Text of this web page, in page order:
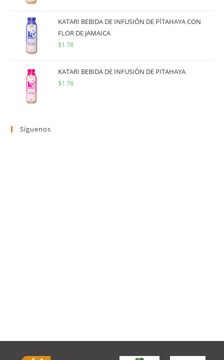
KATARI BEBIDA DE INFUSIÓN DE PÍTAHAYA CON
FLOR DE JAMAICA
$1.78
KATARI BEBIDA DE INFUSIÓN DE PITAHAYA
$1.78
Síguenos